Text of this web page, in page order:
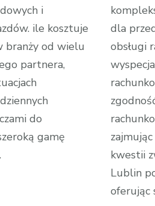
i
ile kosztuje
branży od wielu
partnera,
do
gamę
dla
obsługi
kwestii
Lublin
oferując